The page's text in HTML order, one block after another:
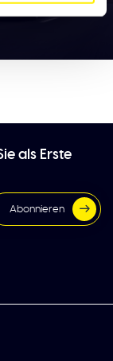
als Erste
Abonnieren